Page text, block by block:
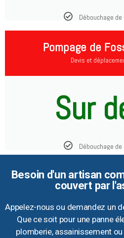
Débouchage
Pompage de
Devis et
Sur
Débouchage
Besoin d'un artisan
couvert par
Appelez-nous ou demandez un
Que ce soit pour une panne
plomberie, assainissement